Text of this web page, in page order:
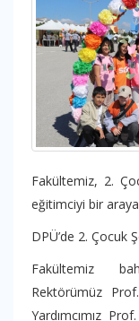
Fakültemiz, 2.
eğitimciyi bir
DPÜ’de 2. Çocuk
Fakültemiz
Rektörümüz
Yardımcımız